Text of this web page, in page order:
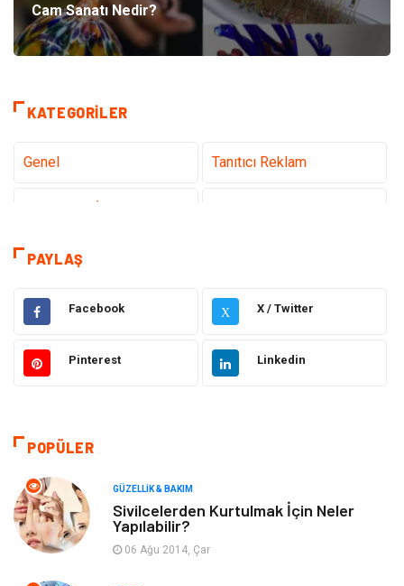
Cam Sanatı Nedir?
KATEGORILER
Genel Tanıtıcı Reklam
Teknoloji & İnternet
Eğitim & Kariyer
Gündem Hukuk
Moda Sağlıklı Yaşam
Bilgisayar & Yazılım
Makine
Giyim
Yeme & İçme
PAYLAŞ
Facebook X X / Twitter
Pinterest Linkedin
POPÜLER
GÜZELLIK & BAKIM
Sivilcelerden Kurtulmak İçin Neler
Yapılabilir?
06 Ağu 2014, Çar